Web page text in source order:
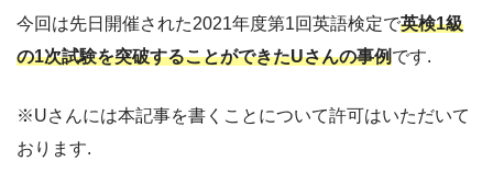
今回は先日開催された2021年度第1回英語検定で英検1級
の1次試験を突破することができたUさんの事例です.
※Uさんには本記事を書くことについて許可はいただいて
おります.